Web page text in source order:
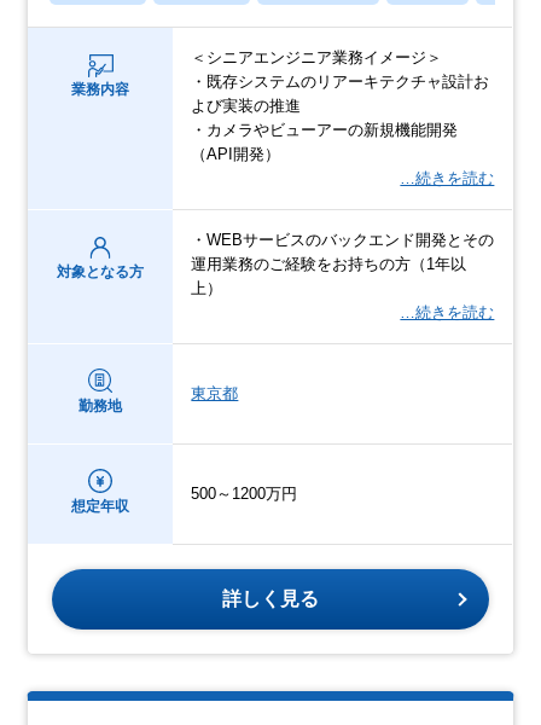
業務内容
＜シニアエンジニア業務イメージ＞
・既存システムのリアーキテクチャ設計お
よび実装の推進
・カメラやビューアーの新規機能開発
（API開発）
…続きを読む
対象となる方
・WEBサービスのバックエンド開発とその
運用業務のご経験をお持ちの方（1年以
上）
…続きを読む
勤務地
東京都
想定年収
500～1200万円
詳しく見る